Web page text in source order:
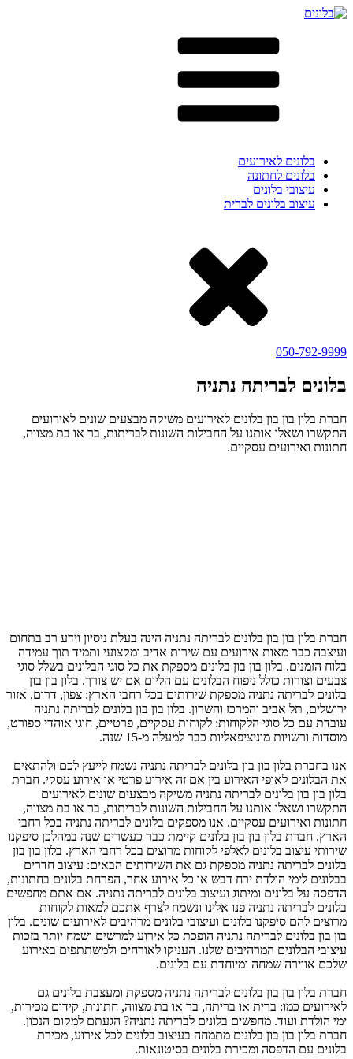
בלונים לאירועים
בלונים לחתונה
עיצובי בלונים
עיצוב בלונים לברית
050-792-9999
בלונים לבריתה נתניה
חברת בלון בון בון בלונים לאירועים משיקה מבצעים שונים לאירועים
התקשרו ושאלו אותנו על החבילות השונות לבריתות, בר או בת מצווה,
חתונות ואירועים עסקיים.
חברת בלון בון בון בלונים לבריתה נתניה הינה בעלת ניסיון וידע רב בתחום
ועיצבה כבר מאות אירועים עם שירות אדיב ומקצועי ותמיד תוך עמידה
בלוח הזמנים. בלון בון בון בלונים מספקת את כל סוגי הבלונים בשלל סוגי
צבעים וצורות כולל ניפוח הבלונים עם הליום אם יש צורך. בלון בון בון
בלונים לבריתה נתניה מספקת שירותים בכל רחבי הארץ: צפון, דרום, אזור
ירושלים, תל אביב והמרכז והשרון. בלון בון בון בלונים לבריתה נתניה
עובדת עם כל סוגי הלקוחות: לקוחות עסקיים, פרטיים, חוגי אוהדי ספורט,
מוסדות ורשויות מוניציפאליות כבר למעלה מ-15 שנה.
אנו בחברת בלון בון בון בלונים לבריתה נתניה נשמח לייעץ לכם ולהתאים
את הבלונים לאופי האירוע בין אם זה אירוע פרטי או אירוע עסקי. חברת
בלון בון בון בלונים לבריתה נתניה משיקה מבצעים שונים לאירועים
התקשרו ושאלו אותנו על החבילות השונות לבריתות, בר או בת מצווה,
חתונות ואירועים עסקיים. אנו מספקים בלונים לבריתה נתניה בכל רחבי
הארץ. חברת בלון בון בון בלונים קיימת כבר כעשרים שנה במהלכן סיפקנו
שירותי עיצוב בלונים לאלפי לקוחות מרוצים בכל רחבי הארץ. בלון בון בון
בלונים לבריתה נתניה מספקת גם את השירותים הבאים: עיצוב חדרים
בבלונים לימי הולדת ירח דבש או כל אירוע אחר, הפרחת בלונים בחתונות,
הדפסה על בלונים ומיתוג ועיצוב בלונים לבריתה נתניה. אם אתם מחפשים
בלונים לבריתה נתניה פנו אלינו ונשמח לצרף אתכם למאות לקוחות
מרוצים להם סיפקנו בלונים ועיצובי בלונים מרהיבים לאירועים שונים. בלון
בון בון בלונים לבריתה נתניה הופכת כל אירוע למרשים ושמח יותר בזכות
עיצובי הבלונים המרהיבים שלנו. העניקו לאורחים ולמשתתפים באירוע
שלכם אווירה שמחה ומיוחדת עם בלונים.
חברת בלון בון בון בלונים לבריתה נתניה מספקת ומעצבת בלונים גם
לאירועים כמו: ברית או בריתה, בר או בת מצווה, חתונות, קידום מכירות,
ימי הולדת ועוד. מחפשים בלונים לבריתה נתניה? הגעתם למקום הנכון.
חברת בלון בון בון בלונים מתמחה בעיצוב בלונים לכל אירוע, מכירת
בלונים עם הדפסה ומכירת בלונים בסיטונאות.